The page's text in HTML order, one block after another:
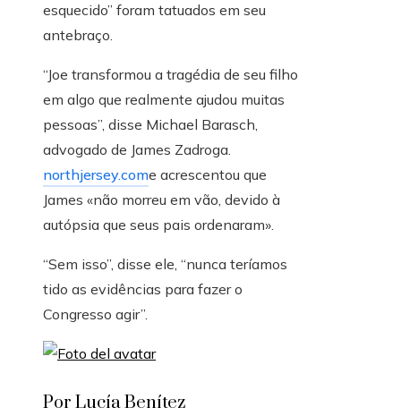
esquecido” foram tatuados em seu
antebraço.
“Joe transformou a tragédia de seu filho
em algo que realmente ajudou muitas
pessoas”, disse Michael Barasch,
advogado de James Zadroga.
northjersey.come acrescentou que
James «não morreu em vão, devido à
autópsia que seus pais ordenaram».
“Sem isso”, disse ele, “nunca teríamos
tido as evidências para fazer o
Congresso agir”.
Por Lucía Benítez